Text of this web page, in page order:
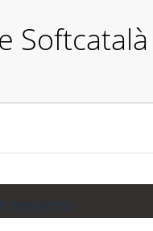
Softcatalà